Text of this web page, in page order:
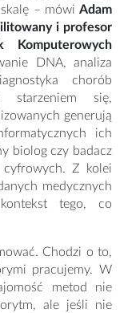
– mówi Adam
i profesor
Komputerowych
DNA, analiza
chorób
starzeniem się,
generują
ich
biolog czy badacz
cyfrowych. Z kolei
medycznych
tego, co
Chodzi o to,
pracujemy. W
metod nie
ale jeśli nie